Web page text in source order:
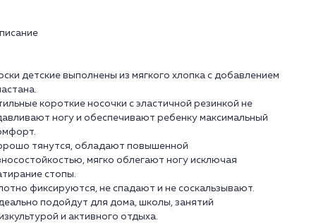
детские выполнены из мягкого хлопка с добавлением
короткие носочки с эластичной резинкой не
ногу и обеспечивают ребенку максимальный
тянутся, обладают повышенной
мягко облегают ногу исключая
стопы.
фиксируются, не спадают и не соскальзывают.
подойдут для дома, школы, занятий